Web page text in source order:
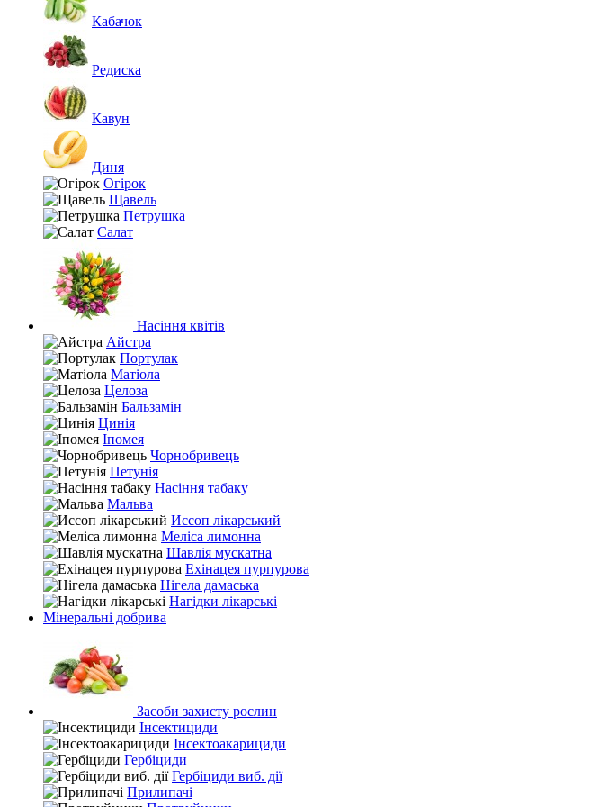
Кабачок
Редиска
Кавун
Диня
Огірок
Щавель
Петрушка
Салат
Насіння квітів
Айстра
Портулак
Матіола
Целоза
Бальзамін
Цинія
Іпомея
Чорнобривець
Петунія
Насіння табаку
Мальва
Иссоп лікарський
Меліса лимонна
Шавлія мускатна
Ехінацея пурпурова
Нігела дамаська
Нагідки лікарські
Мінеральні добрива
Засоби захисту рослин
Інсектициди
Інсектоакарициди
Гербіциди
Гербіциди виб. дії
Прилипачі